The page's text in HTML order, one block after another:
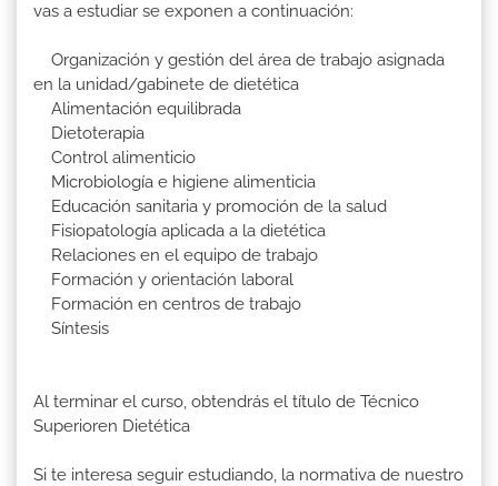
vas a estudiar se exponen a continuación:
Organización y gestión del área de trabajo asignada
en la unidad/gabinete de dietética
Alimentación equilibrada
Dietoterapia
Control alimenticio
Microbiología e higiene alimenticia
Educación sanitaria y promoción de la salud
Fisiopatología aplicada a la dietética
Relaciones en el equipo de trabajo
Formación y orientación laboral
Formación en centros de trabajo
Síntesis
Al terminar el curso, obtendrás el título de Técnico
Superioren Dietética
Si te interesa seguir estudiando, la normativa de nuestro